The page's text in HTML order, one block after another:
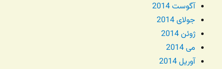
آگوست 2014
جولای 2014
ژوئن 2014
می 2014
آوریل 2014